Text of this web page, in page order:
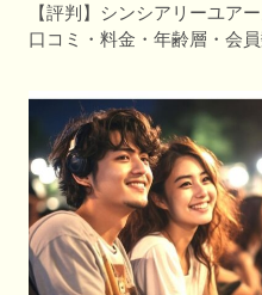
【評判】シンシアリーユア
口コミ・料金・年齢層・会